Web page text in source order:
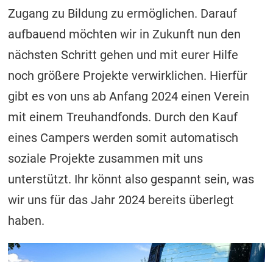
Zugang zu Bildung zu ermöglichen. Darauf
aufbauend möchten wir in Zukunft nun den
nächsten Schritt gehen und mit eurer Hilfe
noch größere Projekte verwirklichen. Hierfür
gibt es von uns ab Anfang 2024 einen Verein
mit einem Treuhandfonds. Durch den Kauf
eines Campers werden somit automatisch
soziale Projekte zusammen mit uns
unterstützt. Ihr könnt also gespannt sein, was
wir uns für das Jahr 2024 bereits überlegt
haben.